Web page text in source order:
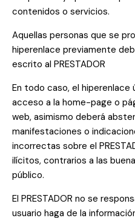
contenidos o servicios.
Aquellas personas que se
hiperenlace previamente
escrito al PRESTADOR
En todo caso, el
acceso a la home-page o
web, asimismo deberá
manifestaciones o
incorrectas sobre el
ilícitos, contrarios a las
público.
El PRESTADOR no se
usuario haga de la